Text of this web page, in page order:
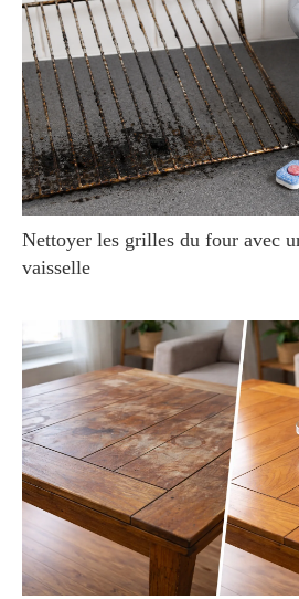
Nettoyer les grilles du four avec
vaisselle